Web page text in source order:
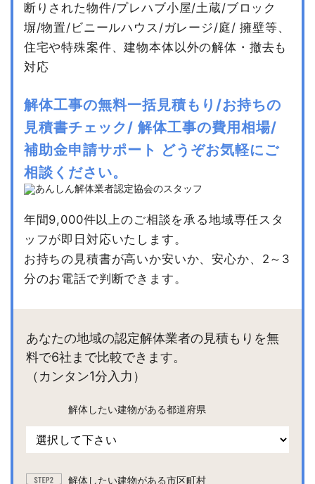
断りされた物件/プレハブ小屋/土蔵/ブロック
塀/物置/ビニールハウス/ガレージ/庭/ 擁壁等、
住宅や特殊案件、建物本体以外の解体・撤去も
対応
解体工事の無料一括見積もり/お持ちの
見積書チェック/ 解体工事の費用相場/
補助金申請サポート どうぞお気軽にご
相談ください。
年間9,000件以上のご相談を承る地域専任スタ
ッフが即日対応いたします。
お持ちの見積書が高いか安いか、安心か、2～3
分のお電話で判断できます。
あなたの地域の認定解体業者の見積もりを無
料で6社まで比較できます。
（カンタン1分入力）
解体したい建物がある都道府県
解体したい建物がある市区町村